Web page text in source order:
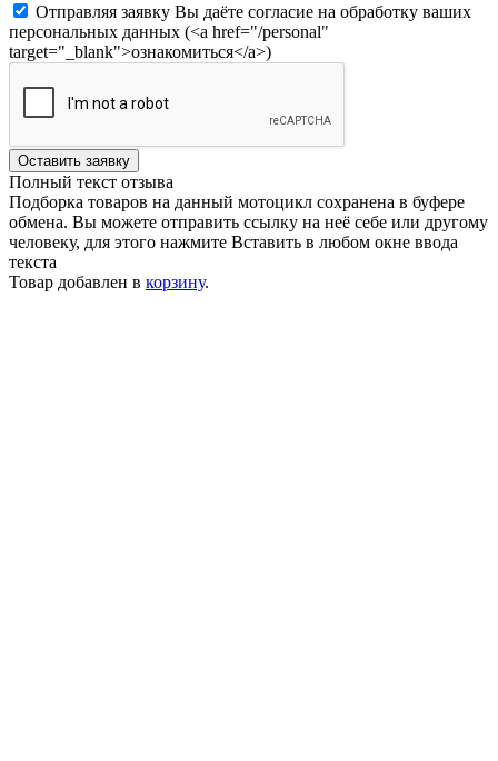
Отправляя заявку Вы даёте согласие на обработку ваших
персональных данных (<a href="/personal"
target="_blank">ознакомиться</a>)
Оставить заявку
Полный текст отзыва
Подборка товаров на данный мотоцикл сохранена в буфере
обмена. Вы можете отправить ссылку на неё себе или другому
человеку, для этого нажмите Вставить в любом окне ввода
текста
Товар добавлен в корзину.